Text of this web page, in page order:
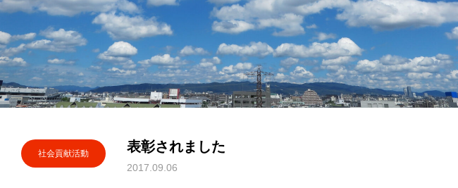
社会貢献活動 表彰されました
2017.09.06